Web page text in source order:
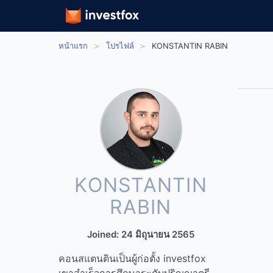
หน้าแรก โปรไฟล์ KONSTANTIN RABIN
KONSTANTIN
RABIN
Joined: 24 มิถุนายน 2565
คอนสแตนตินเป็นผู้ก่อตั้ง investfox